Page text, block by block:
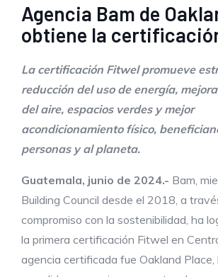
Agencia Bam de
obtiene la
La certificación Fitwel promueve
reducción del uso de energía,
del aire, espacios verdes y mejor
acondicionamiento físico,
personas y al planeta.
Guatemala, junio de 2024.- Bam,
Building Council desde el 2018, a
compromiso con la sostenibilidad, ha
la primera certificación Fitwel en
agencia certificada fue Oakland Place,